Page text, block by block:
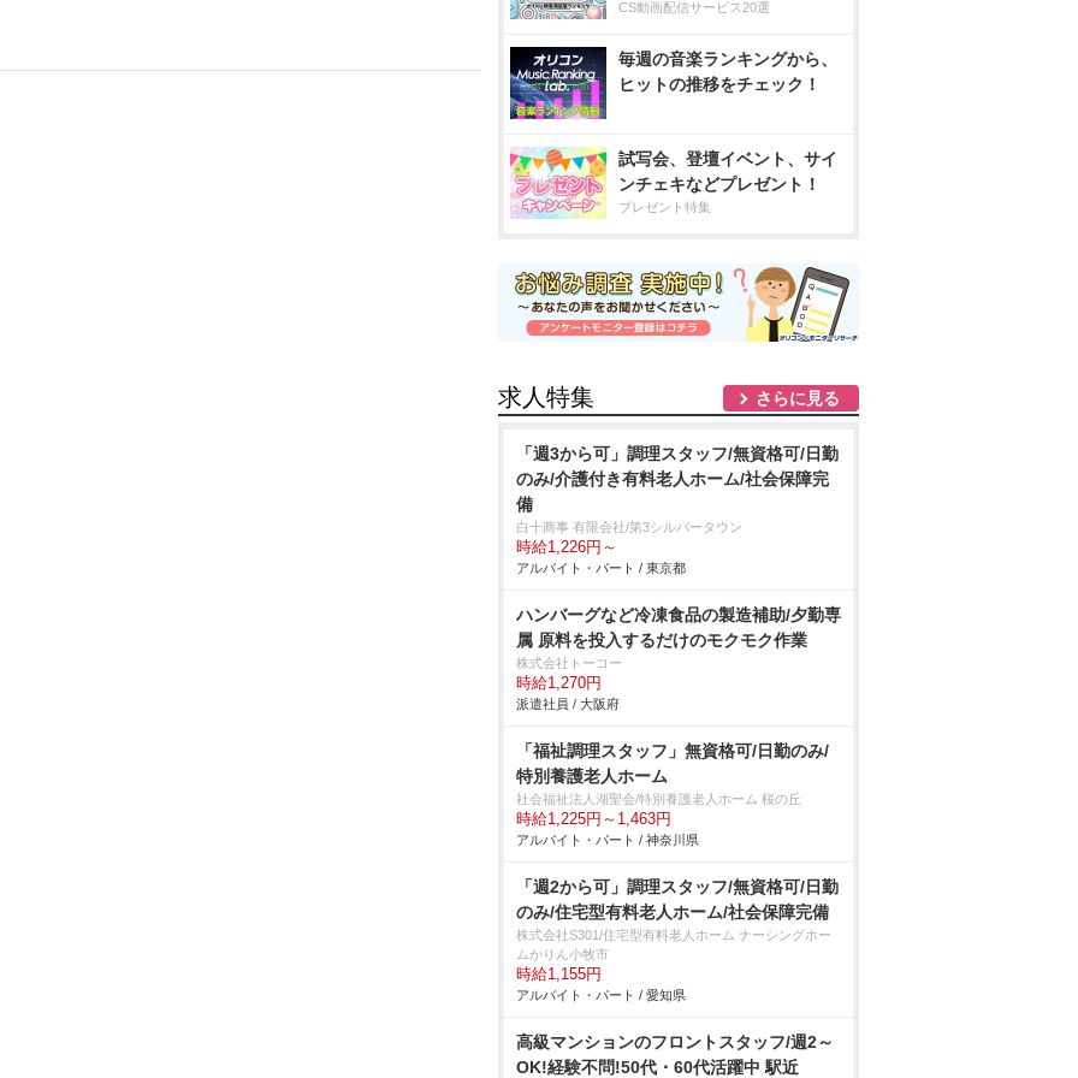
CS動画配信サービス20選
毎週の音楽ランキングから、
ヒットの推移をチェック！
試写会、登壇イベント、サイ
ンチェキなどプレゼント！
プレゼント特集
求人特集 さらに見る
「週3から可」調理スタッフ/無資格可/日勤
のみ/介護付き有料老人ホーム/社会保障完
備
白十商事 有限会社/第3シルバータウン
時給1,226円～
アルバイト・パート / 東京都
ハンバーグなど冷凍食品の製造補助/夕勤専
属 原料を投入するだけのモクモク作業
株式会社トーコー
時給1,270円
派遣社員 / 大阪府
「福祉調理スタッフ」無資格可/日勤のみ/
特別養護老人ホーム
社会福祉法人湖聖会/特別養護老人ホーム 桜の丘
時給1,225円～1,463円
アルバイト・パート / 神奈川県
「週2から可」調理スタッフ/無資格可/日勤
のみ/住宅型有料老人ホーム/社会保障完備
株式会社S301/住宅型有料老人ホーム ナーシングホー
ムかりん小牧市
時給1,155円
アルバイト・パート / 愛知県
高級マンションのフロントスタッフ/週2～
OK!経験不問!50代・60代活躍中 駅近